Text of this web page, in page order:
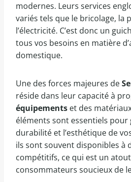
modernes. Leurs services
variés tels que le bricolage, la
l’électricité. C’est donc un
tous vos besoins en matière
domestique.
Une des forces majeures de
réside dans leur capacité à
équipements et des
éléments sont essentiels pour
durabilité et l’esthétique de
ils sont souvent disponibles à
compétitifs, ce qui est un
consommateurs soucieux de